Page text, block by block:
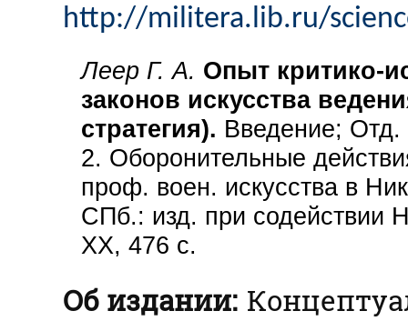
http://militera.lib.ru/
Леер Г. А. Опыт критико-
законов искусства
стратегия). Введение; Отд.
2. Оборонительные
проф. воен. искусства в
СПб.: изд. при содействии
XX, 476 с.
Об издании: